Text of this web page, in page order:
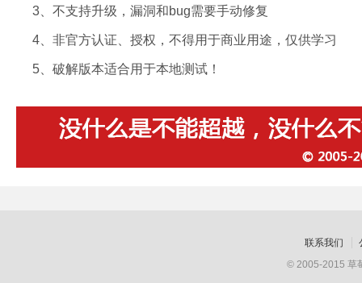
3、不支持升级，漏洞和bug需要手动修复
4、非官方认证、授权，不得用于商业用途，仅供学习
5、破解版本适合用于本地测试！
© 2005-2015 草
联系我们